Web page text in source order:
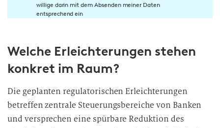
l
i
u
n
g
willige darin mit dem Absenden meiner Daten
entsprechend ein
Welche Erleichterungen stehen
konkret im Raum?
Die geplanten regulatorischen Erleichterungen
betreffen zentrale Steuerungsbereiche von Banken
und versprechen eine spürbare Reduktion des